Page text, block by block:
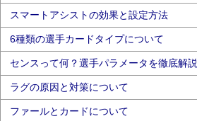
スマートアシストの効果と設定方法
6種類の選手カードタイプについて
センスって何？選手パラメータを徹底解説
ラグの原因と対策について
ファールとカードについて